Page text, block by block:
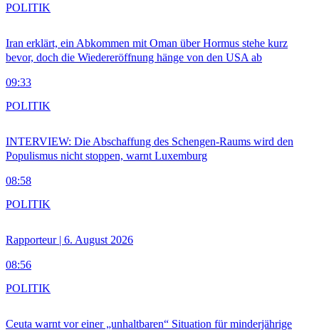
Iran erklärt, ein Abkommen mit Oman über Hormus stehe kurz
bevor, doch die Wiedereröffnung hänge von den USA ab
09:33
POLITIK
INTERVIEW: Die Abschaffung des Schengen-Raums wird den
Populismus nicht stoppen, warnt Luxemburg
08:58
POLITIK
Rapporteur | 6. August 2026
08:56
POLITIK
Ceuta warnt vor einer „unhaltbaren“ Situation für minderjährige
POLITIK